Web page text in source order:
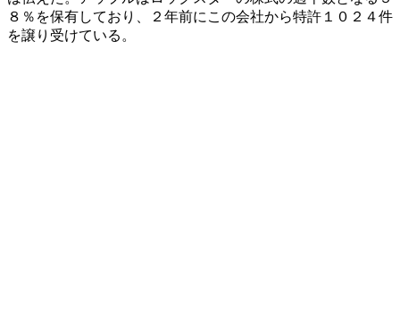
８％を保有しており、２年前にこの会社から特許１０２４件
を譲り受けている。